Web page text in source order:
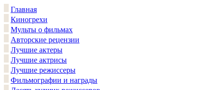
Главная
Киногрехи
Мульты о фильмах
Авторские рецензии
Лучшие актеры
Лучшие актрисы
Лучшие режиссеры
Фильмографии и награды